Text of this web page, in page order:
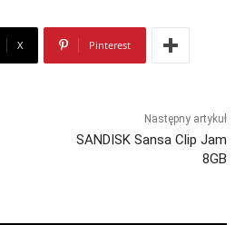
X Pinterest
Następny artykuł
SANDISK Sansa Clip Jam
8GB